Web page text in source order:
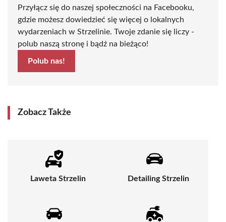
Przyłącz się do naszej społeczności na Facebooku,
gdzie możesz dowiedzieć się więcej o lokalnych
wydarzeniach w Strzelinie. Twoje zdanie się liczy -
polub naszą stronę i bądź na bieżąco!
Polub nas!
Zobacz Także
Laweta Strzelin Detailing Strzelin